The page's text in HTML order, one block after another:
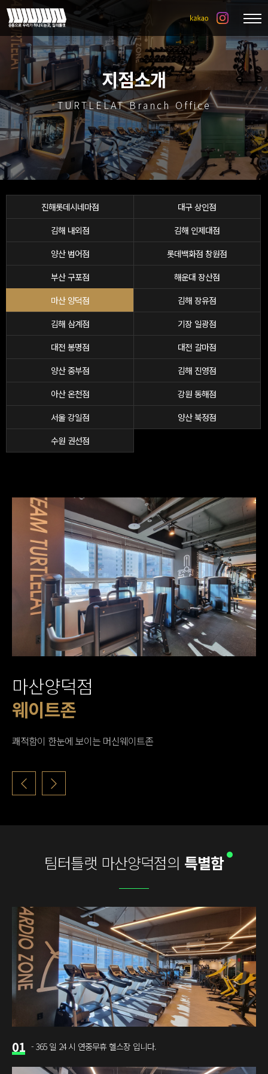
지점소개
TURTLELAT Branch Office
진해롯데시네마점
대구 상인점
김해 내외점
김해 인제대점
양산 범어점
롯데백화점 창원점
부산 구포점
해운대 장산점
마산 양덕점
김해 장유점
김해 삼계점
기장 일광점
대전 봉명점
대전 갈마점
양산 중부점
김해 진영점
아산 온천점
강원 동해점
서울 강일점
양산 북정점
수원 권선점
웨이트존
웨이트존
마산양덕점
웨이트존
쾌적함이 한눈에 보이는 머신웨이트존
프리 웨이트 존
프리 웨이트 존
프리 웨이트 존
코어존
유산소존
샤워실
탈의실
팀터틀랫 마산양덕점의 특별함
01 - 365 일 24 시 연중무휴 헬스장 입니다.